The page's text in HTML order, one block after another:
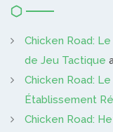
Chicken Road:
de Jeu Tactique
Chicken Road:
Établissement
Chicken Road: